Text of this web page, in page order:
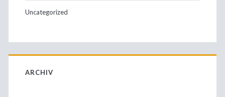
Uncategorized
ARCHIV